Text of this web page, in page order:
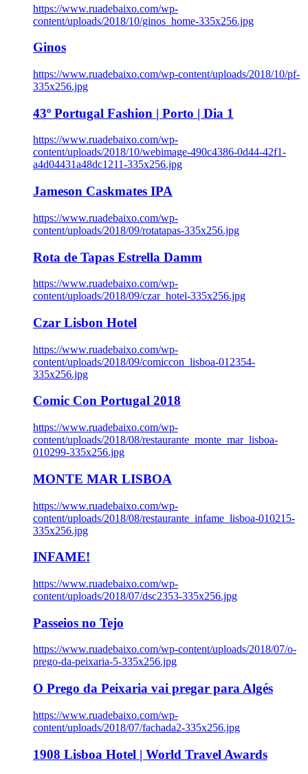
https://www.ruadebaixo.com/wp-
content/uploads/2018/10/ginos_home-335x256.jpg
Ginos
https://www.ruadebaixo.com/wp-content/uploads/2018/10/pf-
335x256.jpg
43º Portugal Fashion | Porto | Dia 1
https://www.ruadebaixo.com/wp-
content/uploads/2018/10/webimage-490c4386-0d44-42f1-
a4d04431a48dc1211-335x256.jpg
Jameson Caskmates IPA
https://www.ruadebaixo.com/wp-
content/uploads/2018/09/rotatapas-335x256.jpg
Rota de Tapas Estrella Damm
https://www.ruadebaixo.com/wp-
content/uploads/2018/09/czar_hotel-335x256.jpg
Czar Lisbon Hotel
https://www.ruadebaixo.com/wp-
content/uploads/2018/09/comiccon_lisboa-012354-
335x256.jpg
Comic Con Portugal 2018
https://www.ruadebaixo.com/wp-
content/uploads/2018/08/restaurante_monte_mar_lisboa-
010299-335x256.jpg
MONTE MAR LISBOA
https://www.ruadebaixo.com/wp-
content/uploads/2018/08/restaurante_infame_lisboa-010215-
335x256.jpg
INFAME!
https://www.ruadebaixo.com/wp-
content/uploads/2018/07/dsc2353-335x256.jpg
Passeios no Tejo
https://www.ruadebaixo.com/wp-content/uploads/2018/07/o-
prego-da-peixaria-5-335x256.jpg
O Prego da Peixaria vai pregar para Algés
https://www.ruadebaixo.com/wp-
content/uploads/2018/07/fachada2-335x256.jpg
1908 Lisboa Hotel | World Travel Awards